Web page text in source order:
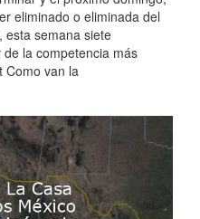
eliminado o eliminada del
esta semana siete
la competencia más
van la